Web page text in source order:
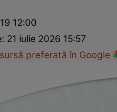
cu legume
12:00
21 iulie 2026 15:57
preferată în Google